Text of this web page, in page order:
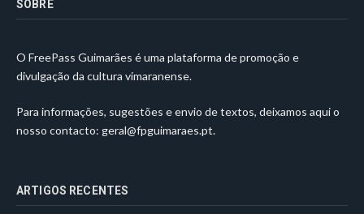
SOBRE
O FreePass Guimarães é uma plataforma de promoção e
divulgação da cultura vimaranense.
Para informações, sugestões e envio de textos, deixamos aqui o
nosso contacto: geral@fpguimaraes.pt.
ARTIGOS RECENTES